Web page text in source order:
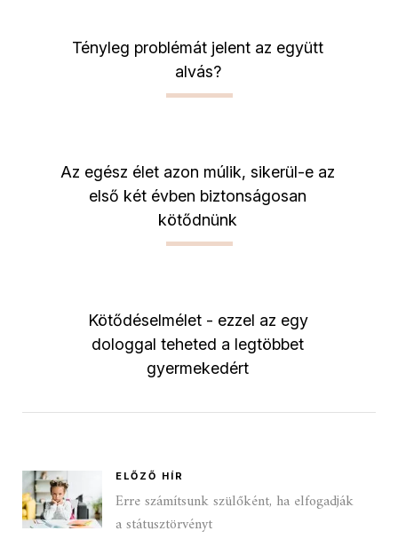
Tényleg problémát jelent az együtt
alvás?
Az egész élet azon múlik, sikerül-e az
első két évben biztonságosan
kötődnünk
Kötődéselmélet - ezzel az egy
dologgal teheted a legtöbbet
gyermekedért
ELŐZŐ HÍR
Erre számítsunk szülőként, ha elfogadják
a státusztörvényt